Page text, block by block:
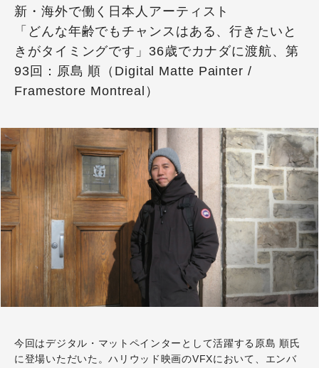
新・海外で働く日本人アーティスト
「どんな年齢でもチャンスはある、行きたいと
きがタイミングです」36歳でカナダに渡航、第
93回：原島 順（Digital Matte Painter /
Framestore Montreal）
今回はデジタル・マットペインターとして活躍する原島 順氏
に登場いただいた。ハリウッド映画のVFXにおいて、エンバ